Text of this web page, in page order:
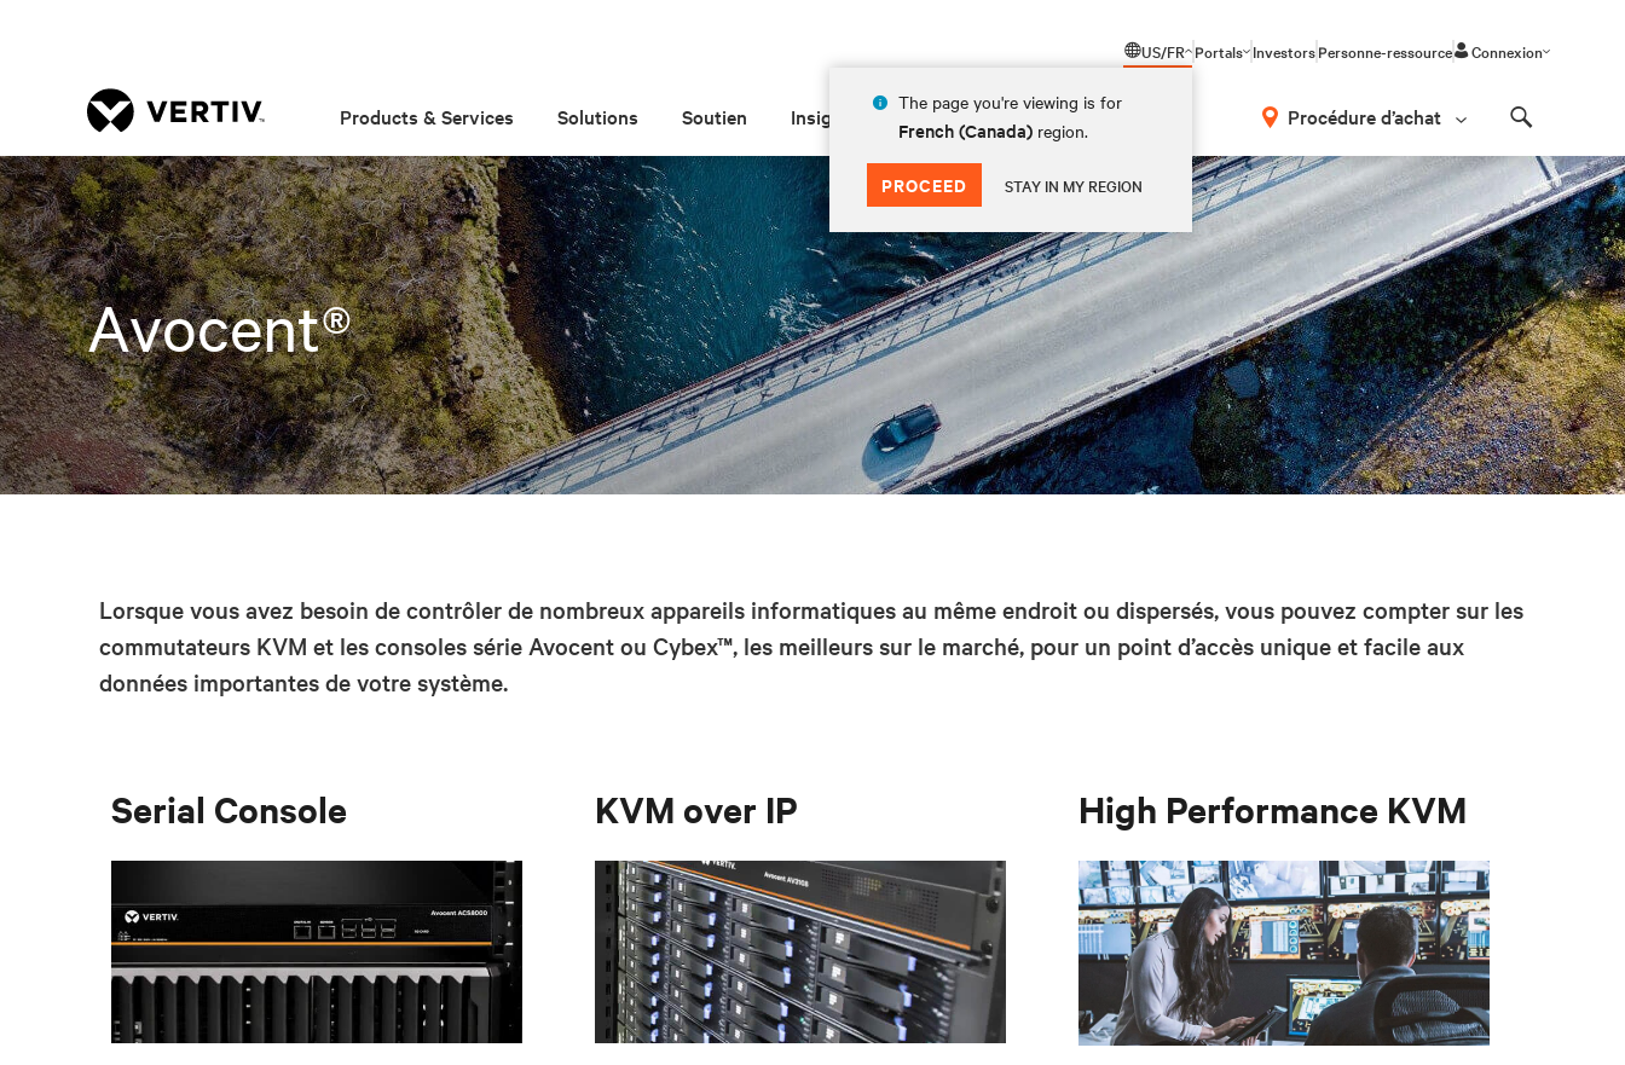
US/FR
The page you're viewing is for
French (Canada) region.
PROCEED STAY IN MY REGION
Portals InvestorsPersonne-ressource Connexion
Products & Services Solutions Soutien Insights À propos de Procédure d’achat
Avocent®
Lorsque vous avez besoin de contrôler de nombreux appareils informatiques au même endroit ou dispersés, vous pouvez compter sur les
commutateurs KVM et les consoles série Avocent ou Cybex™, les meilleurs sur le marché, pour un point d’accès unique et facile aux
données importantes de votre système.
Serial Console KVM over IP High Performance KVM